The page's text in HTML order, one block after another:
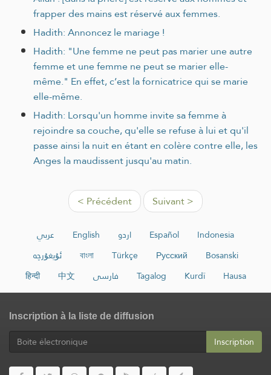
frapper des mains est réservé aux femmes.
Hadith: Annoncez le mariage !
Hadith: "Une femme ne peut pas marier une autre
femme et une femme ne peut se marier elle-
même." En effet, c’est la fornicatrice qui se marie
elle-même.
Hadith: Lorsqu'un homme invite sa femme à
rejoindre sa couche, qu'elle se refuse à lui et qu'il
passe ainsi la nuit en étant en colère contre elle, les
Anges la maudissent jusqu'au matin.
< Précédent Suivant >
عربي English اردو Español
Indonesia
ئۇيغۇرچە
বাংলা Türkçe Русский
Bosanski
हिन्दी
中文 فارسی Tagalog Kurdî Hausa
Inscription à la liste de diffusion
Inscription